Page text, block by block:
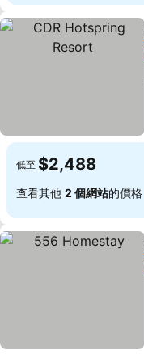
低至 $2,488
查看其他 2 個網站的價格